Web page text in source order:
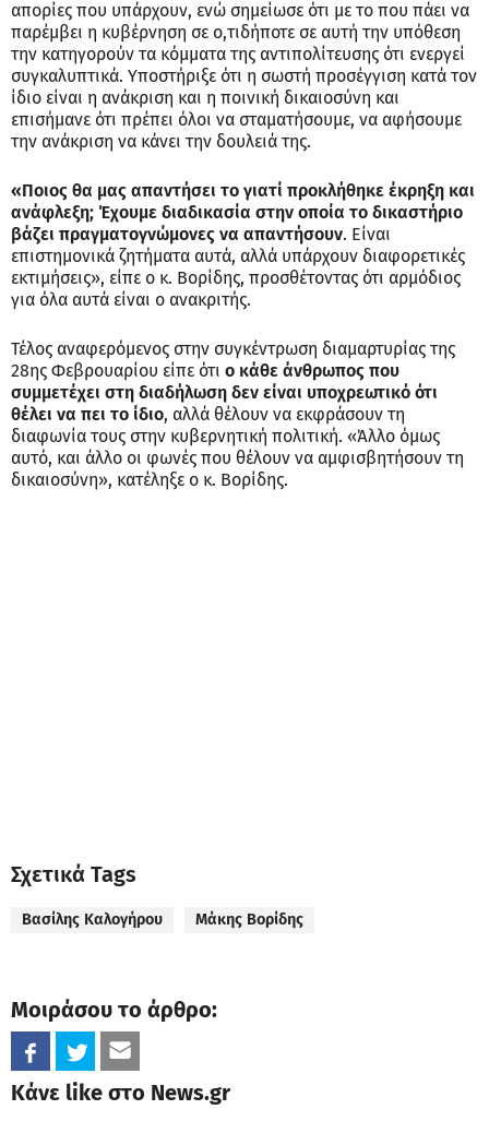
απορίες που υπάρχουν, ενώ σημείωσε ότι με το που πάει να
παρέμβει η κυβέρνηση σε ο,τιδήποτε σε αυτή την υπόθεση
την κατηγορούν τα κόμματα της αντιπολίτευσης ότι ενεργεί
συγκαλυπτικά. Υποστήριξε ότι η σωστή προσέγγιση κατά τον
ίδιο είναι η ανάκριση και η ποινική δικαιοσύνη και
επισήμανε ότι πρέπει όλοι να σταματήσουμε, να αφήσουμε
την ανάκριση να κάνει την δουλειά της.
«Ποιος θα μας απαντήσει το γιατί προκλήθηκε έκρηξη και
ανάφλεξη; Έχουμε διαδικασία στην οποία το δικαστήριο
βάζει πραγματογνώμονες να απαντήσουν. Είναι
επιστημονικά ζητήματα αυτά, αλλά υπάρχουν διαφορετικές
εκτιμήσεις», είπε ο κ. Βορίδης, προσθέτοντας ότι αρμόδιος
για όλα αυτά είναι ο ανακριτής.
Τέλος αναφερόμενος στην συγκέντρωση διαμαρτυρίας της
28ης Φεβρουαρίου είπε ότι ο κάθε άνθρωπος που
συμμετέχει στη διαδήλωση δεν είναι υποχρεωτικό ότι
θέλει να πει το ίδιο, αλλά θέλουν να εκφράσουν τη
διαφωνία τους στην κυβερνητική πολιτική. «Άλλο όμως
αυτό, και άλλο οι φωνές που θέλουν να αμφισβητήσουν τη
δικαιοσύνη», κατέληξε ο κ. Βορίδης.
Σχετικά Tags
Βασίλης Καλογήρου Μάκης Βορίδης
Μοιράσου το άρθρο:
Κάνε like στο News.gr